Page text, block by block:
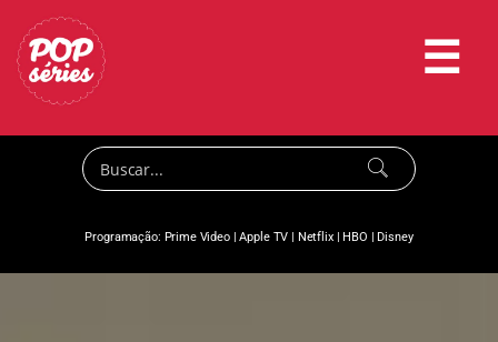
☰
Programação: Prime Video|Apple TV | Netflix|HBO |Disney